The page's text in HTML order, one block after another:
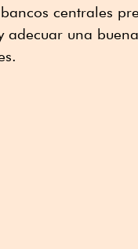
centrales
adecuar una